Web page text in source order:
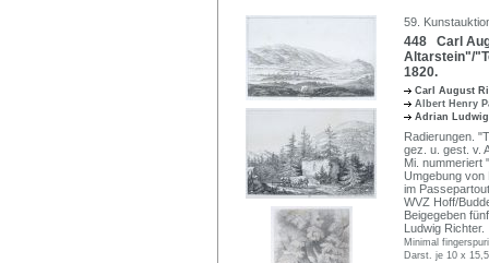
59.
448 Carl
Altarstein"/
1820.
Carl August
Albert Henry
Adrian
Radierungen.
gez. u. gest. v.
Mi. nummeriert
Umgebung von
im
WVZ Hoff/
Beigegeben
Ludwig Richter.
Minimal
Darst. je 10 x